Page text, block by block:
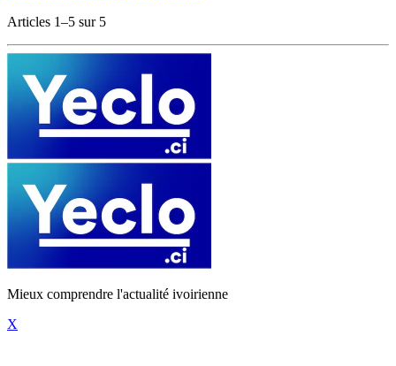
Articles 1–5 sur 5
Mieux comprendre l'actualité ivoirienne
X